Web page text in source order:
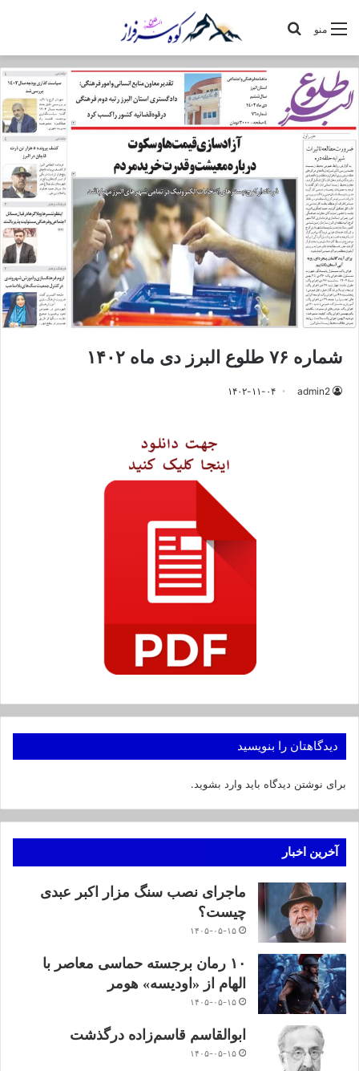
منو
شماره ۷۶ طلوع البرز دی ماه ۱۴۰۲
admin2 ۱۴۰۲-۱۱-۰۴
دیدگاهتان را بنویسید
برای نوشتن دیدگاه باید وارد بشوید.
آخرین اخبار
ماجرای نصب سنگ مزار اکبر عبدی
چیست؟
۱۴۰۵-۰۵-۱۵
۱۰ رمان برجسته حماسی معاصر با
الهام از «اودیسه» هومر
۱۴۰۵-۰۵-۱۵
ابوالقاسم قاسم‌زاده درگذشت
۱۴۰۵-۰۵-۱۵